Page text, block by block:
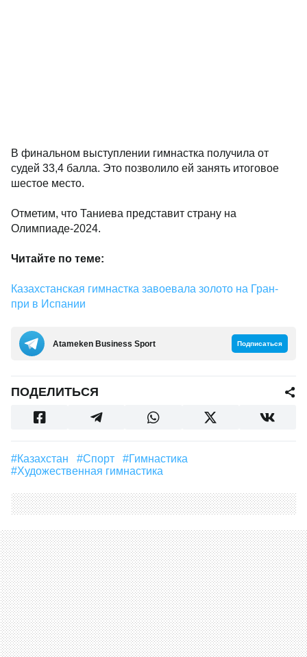
В финальном выступлении гимнастка получила от
судей 33,4 балла. Это позволило ей занять итоговое
шестое место.
Отметим, что Таниева представит страну на
Олимпиаде-2024.
Читайте по теме:
Казахстанская гимнастка завоевала золото на Гран-
при в Испании
Аtameken Business Sport Подписаться
ПОДЕЛИТЬСЯ
#Казахстан #Спорт
#гимнастика
#художественная гимнастика